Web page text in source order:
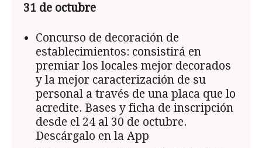
31 de octubre
Concurso de decoración de
establecimientos: consistirá en
premiar los locales mejor decorados
y la mejor caracterización de su
personal a través de una placa que lo
acredite. Bases y ficha de inscripción
desde el 24 al 30 de octubre.
Descárgalo en la App